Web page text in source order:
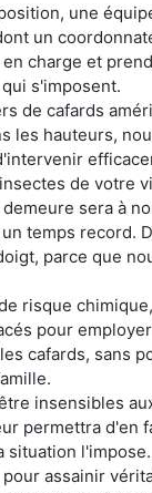
une
un
charge et
s'imposent.
de cafards
les hauteurs,
de votre
sera à
temps record.
parce que
risque
pour
cafards, sans
insensibles
permettra d'en
situation l'impose.
assainir